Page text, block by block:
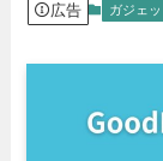
広告 ガジェッ